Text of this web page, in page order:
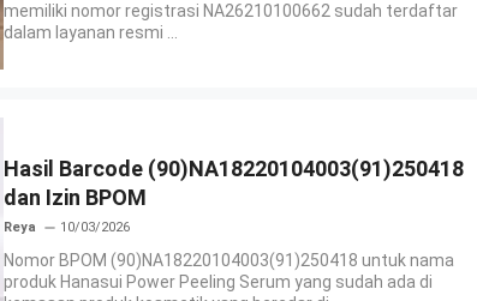
memiliki nomor registrasi NA26210100662 sudah terdaftar
dalam layanan resmi ...
Hasil Barcode (90)NA18220104003(91)250418
dan Izin BPOM
Reya 10/03/2026
Nomor BPOM (90)NA18220104003(91)250418 untuk nama
produk Hanasui Power Peeling Serum yang sudah ada di